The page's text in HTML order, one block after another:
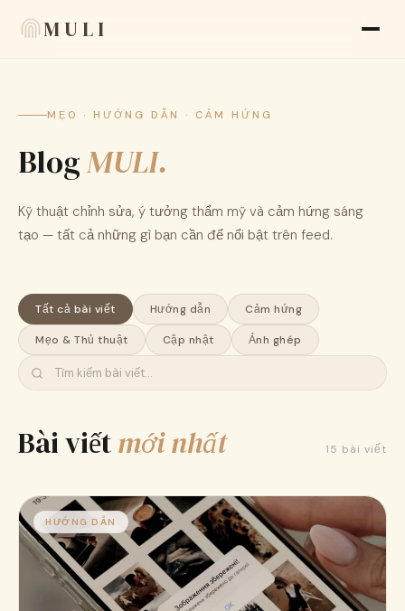
MULI
Tính năng
Đánh giá
FAQ
Language 🇻🇳 VI
Giao diện
MẸO · HƯỚNG DẪN · CẢM HỨNG
BlogMULI.
Kỹ thuật chỉnh sửa, ý tưởng thẩm mỹ và cảm hứng sáng
tạo — tất cả những gì bạn cần để nổi bật trên feed.
Tất cả bài viết Hướng dẫn Cảm hứng
Mẹo & Thủ thuật Cập nhật Ảnh ghép
Bài viếtmới nhất 15 bài viết
HƯỚNG DẪN